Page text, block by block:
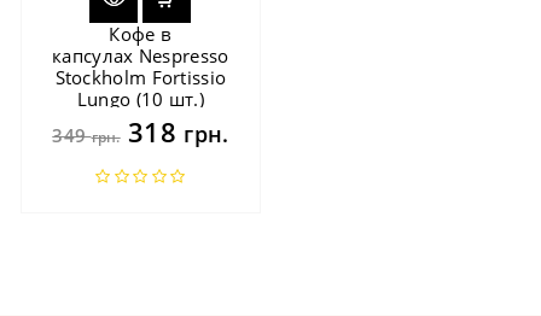
Кофе в
капсулах Nespresso
Stockholm Fortissio
Lungo (10 шт.)
349грн.318 грн.